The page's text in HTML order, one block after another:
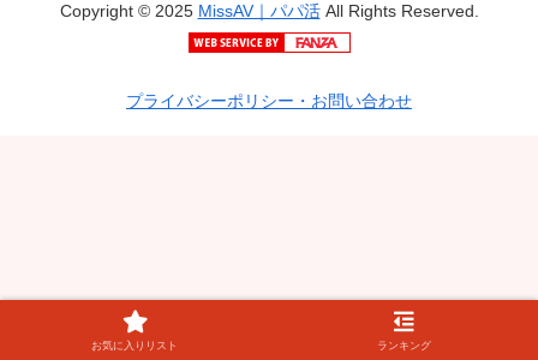
Copyright © 2025 MissAV｜パパ活All Rights Reserved.
プライバシーポリシー・お問い合わせ
お気に入りリスト ランキング